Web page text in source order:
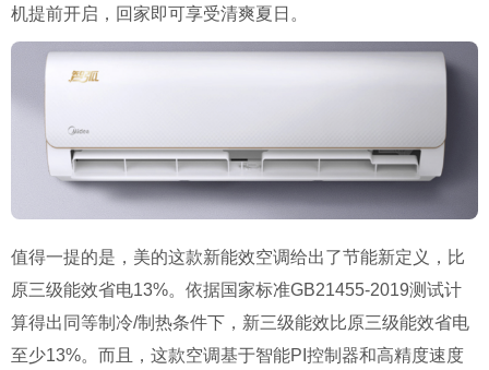
机提前开启，回家即可享受清爽夏日。
值得一提的是，美的这款新能效空调给出了节能新定义，比
原三级能效省电13%。依据国家标准GB21455-2019测试计
算得出同等制冷/制热条件下，新三级能效比原三级能效省电
至少13%。而且，这款空调基于智能PI控制器和高精度速度